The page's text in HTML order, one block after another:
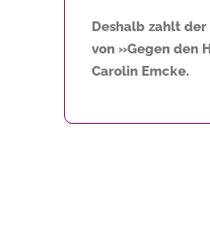
Deshalb zahlt
von »Gegen den
Carolin Emcke.